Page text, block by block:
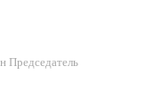
Председатель